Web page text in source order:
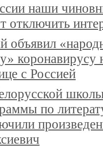
наши
отключить
объявил
коронавирусу
с Россией
по